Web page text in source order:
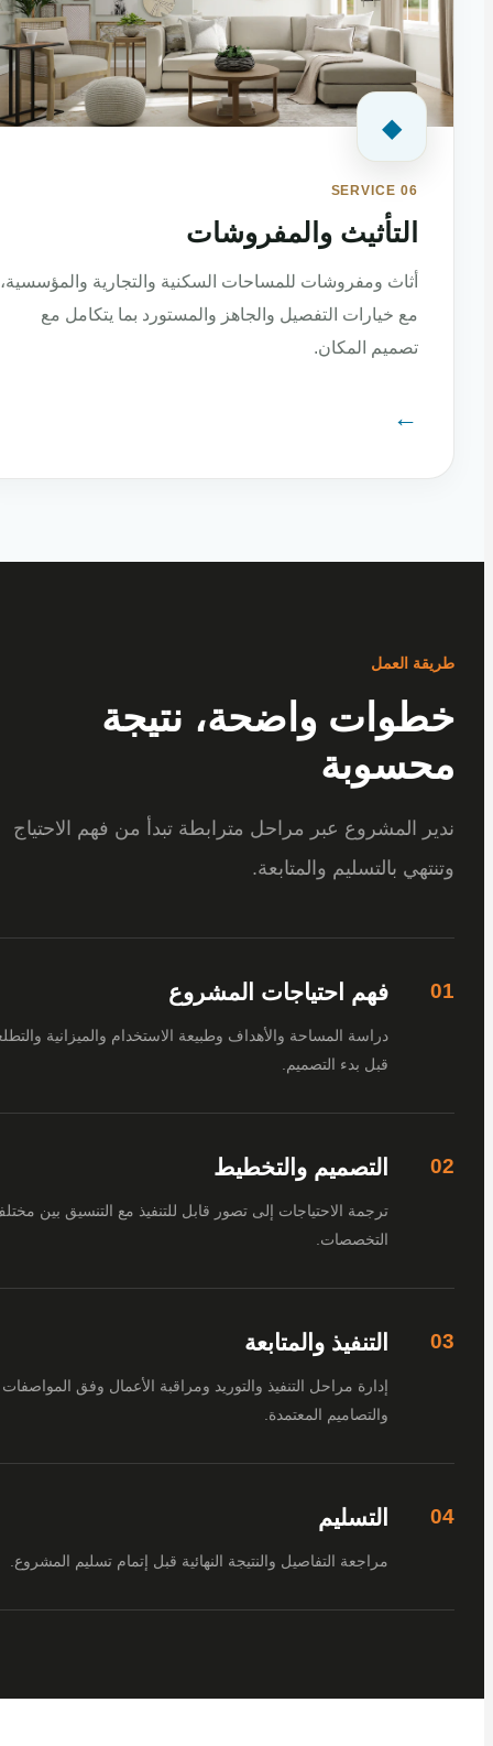
◆
SERVICE 06
التأثيث والمفروشات
أثاث ومفروشات للمساحات السكنية والتجارية والمؤسسية،
مع خيارات التفصيل والجاهز والمستورد بما يتكامل مع
تصميم المكان.
العمل
واضحة، نتيجة
المشروع عبر مراحل مترابطة تبدأ من فهم الاحتياج
بالتسليم والمتابعة.
فهم احتياجات المشروع
دراسة المساحة والأهداف وطبيعة الاستخدام والميزانية والتطلعات
قبل بدء التصميم.
التصميم والتخطيط
ترجمة الاحتياجات إلى تصور قابل للتنفيذ مع التنسيق بين مختلف
التخصصات.
التنفيذ والمتابعة
إدارة مراحل التنفيذ والتوريد ومراقبة الأعمال وفق المواصفات
والتصاميم المعتمدة.
التسليم
مراجعة التفاصيل والنتيجة النهائية قبل إتمام تسليم المشروع.